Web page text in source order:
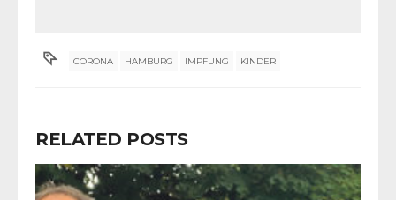
CORONA HAMBURG IMPFUNG KINDER
RELATED POSTS